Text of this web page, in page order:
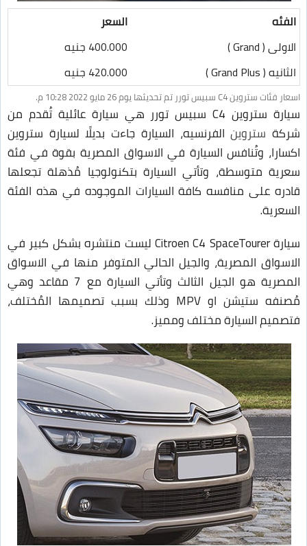
الفئه
السعر
الاولى ( Grand )
400.000 جنيه
الثانيه ( Grand Plus )
420.000 جنيه
اسعار فئات ستروين C4 سبيس تورر تم تحديثها يوم 26 مايو 2022 10:28 م.
سيارة ستروين C4 سبيس تورر هي سيارة عائلية تُقدم من
شركة ستروينالفرنسيه، السيارة جاءت بديلًا لسيارة ستروين
اكسارا، وتُنافس السيارة في الاسواق المصرية بقوة في فئة
سعرية متوسطة، وتأتي السيارة بتكنولوجيا مُذهلة تجعلها
قادره على منافسه كافة السيارات الموجوده في هذه الفئة
السعرية.
سيارة Citroen C4 SpaceTourer ليست منتشره بشكل كبير في
الاسواق المصرية، والجيل الحالي المتوفر منها في الاسواق
المصرية هو الجيل الثالث وتأتي السيارة مع 7 مقاعد وهي
مُصنفه ستيشن او MPV وذلك بسبب تصميمها المُختلف،
فتصميم السيارة مختلف ومميز.